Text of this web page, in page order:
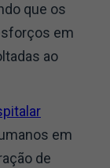
que os
em
ao
em
de